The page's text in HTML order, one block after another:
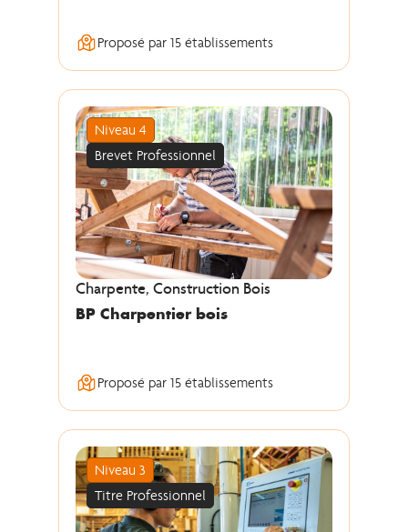
Proposé par 15 établissements
Niveau 4
Brevet Professionnel
Charpente, Construction Bois
BP Charpentier bois
Proposé par 15 établissements
Niveau 3
Titre Professionnel